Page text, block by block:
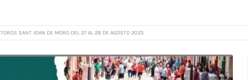
TOROS SANT JOAN DE MORO DEL 27 AL 28 DE AGOSTO 2025